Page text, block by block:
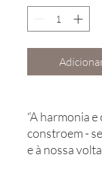
“A harmonia
constroem -
e à nossa